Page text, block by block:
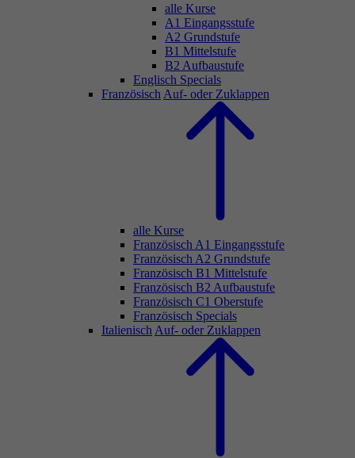
alle Kurse
A1 Eingangsstufe
A2 Grundstufe
B1 Mittelstufe
B2 Aufbaustufe
Englisch Specials
Französisch Auf- oder Zuklappen
alle Kurse
Französisch A1 Eingangsstufe
Französisch A2 Grundstufe
Französisch B1 Mittelstufe
Französisch B2 Aufbaustufe
Französisch C1 Oberstufe
Französisch Specials
Italienisch Auf- oder Zuklappen